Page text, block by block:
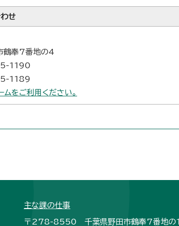
せ
奉7番地の4
1190
1189
をご利用ください。
主な課の仕事
〒278-8550 千葉県野田市鶴奉7番地の1